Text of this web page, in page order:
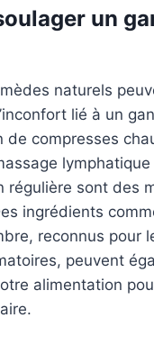
un
naturels
lié à un
de compresses
régulière sont des
ingrédients
reconnus pour
peuvent
alimentation